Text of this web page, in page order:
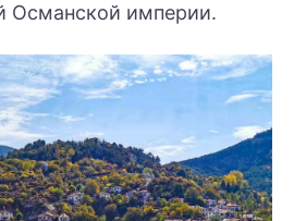
Османской империи.